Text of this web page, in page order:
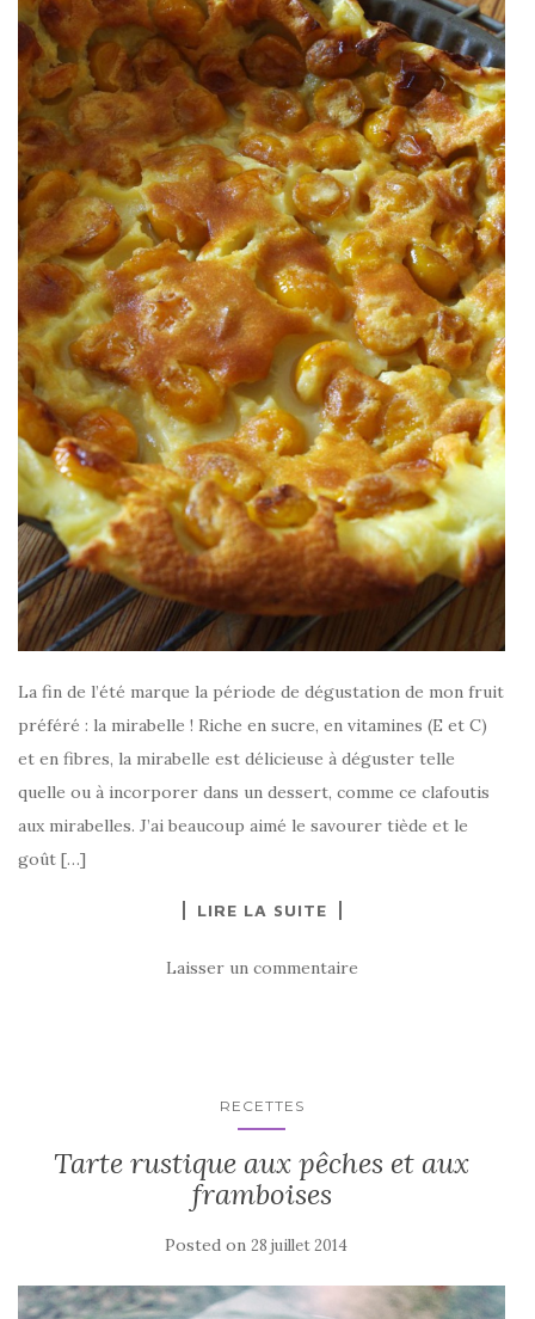
La fin de l’été marque la période de dégustation de mon fruit
préféré : la mirabelle ! Riche en sucre, en vitamines (E et C)
et en fibres, la mirabelle est délicieuse à déguster telle
quelle ou à incorporer dans un dessert, comme ce clafoutis
aux mirabelles. J’ai beaucoup aimé le savourer tiède et le
goût […]
LIRE LA SUITE
Laisser un commentaire
RECETTES
Tarte rustique aux pêches et aux
framboises
Posted on 28 juillet 2014